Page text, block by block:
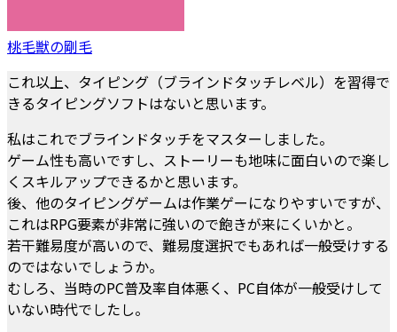
桃毛獣の剛毛
これ以上、タイピング（ブラインドタッチレベル）を習得で
きるタイピングソフトはないと思います。
私はこれでブラインドタッチをマスターしました。
ゲーム性も高いですし、ストーリーも地味に面白いので楽し
くスキルアップできるかと思います。
後、他のタイピングゲームは作業ゲーになりやすいですが、
これはRPG要素が非常に強いので飽きが来にくいかと。
若干難易度が高いので、難易度選択でもあれば一般受けする
のではないでしょうか。
むしろ、当時のPC普及率自体悪く、PC自体が一般受けして
いない時代でしたし。